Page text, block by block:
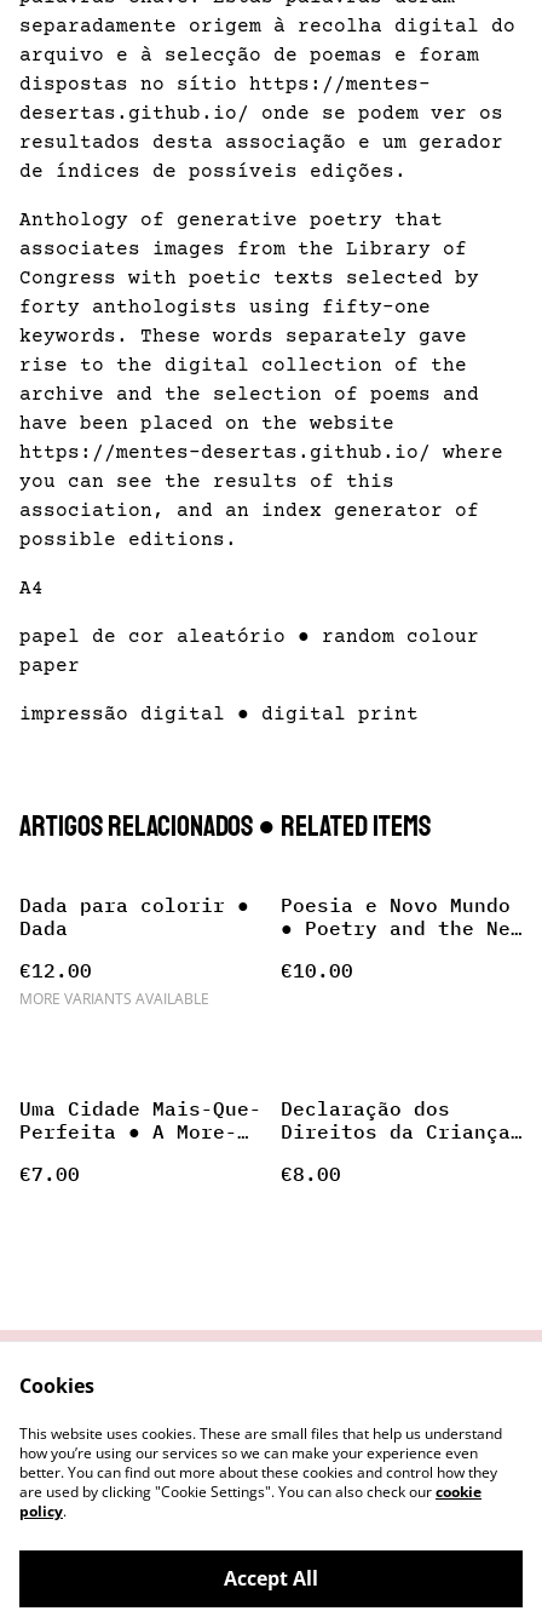
separadamente origem à recolha digital do
arquivo e à selecção de poemas e foram
dispostas no sítio https://mentes-
desertas.github.io/ onde se podem ver os
resultados desta associação e um gerador
de índices de possíveis edições.
Anthology of generative poetry that
associates images from the Library of
Congress with poetic texts selected by
forty anthologists using fifty-one
keywords. These words separately gave
rise to the digital collection of the
archive and the selection of poems and
have been placed on the website
https://mentes-desertas.github.io/ where
you can see the results of this
association, and an index generator of
possible editions.
A4
papel de cor aleatório ● random colour
paper
impressão digital ● digital print
Artigos Relacionados ● Related items
Dada para colorir ●
Dada
€12.00
MORE VARIANTS AVAILABLE
Poesia e Novo Mundo
● Poetry and the New
€10.00
Uma Cidade Mais-Que-
Perfeita ● A More-
€7.00
Declaração dos
Direitos da Criança
Rights of the Child
€8.00
Contact Us
Privacy Policy
Cookie Policy
Cookies
This website uses cookies. These are small files that help us understand
how you’re using our services so we can make your experience even
better. You can find out more about these cookies and control how they
are used by clicking "Cookie Settings". You can also check ourcookie
policy.
Accept All